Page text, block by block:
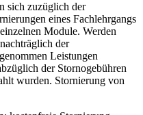
sich zuzüglich der
eines Fachlehrgangs
Module. Werden
der
Leistungen
der Stornogebühren
wurden. Stornierung von